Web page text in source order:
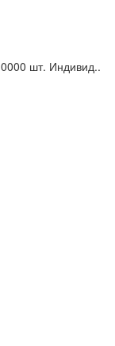
шт. Индивид..